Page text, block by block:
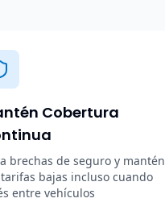
Cobertura
brechas de seguro y mantén
bajas incluso cuando
entre vehículos